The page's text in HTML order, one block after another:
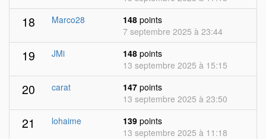
18 Marco28 148 points
7 septembre 2025 à 23:44
19 JMi 148 points
13 septembre 2025 à 15:15
20 carat 147 points
13 septembre 2025 à 23:50
21 lohaime 139 points
13 septembre 2025 à 11:18